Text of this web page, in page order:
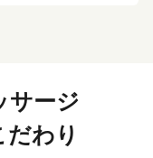
サージ
わり